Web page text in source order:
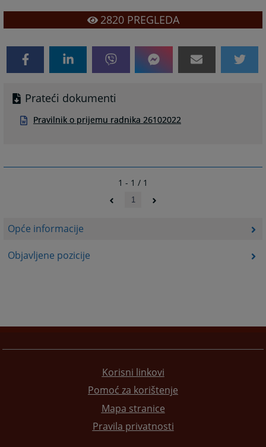
Opće informacije
Objavljene pozicije
2820PREGLEDA
Prateći dokumenti
Pravilnik o prijemu radnika 26102022
1 - 1 / 1
1
Korisni linkovi
Pomoć za korištenje
Mapa stranice
Pravila privatnosti